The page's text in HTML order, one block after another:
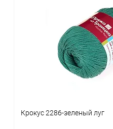
Крокус 2286-зеленый луг